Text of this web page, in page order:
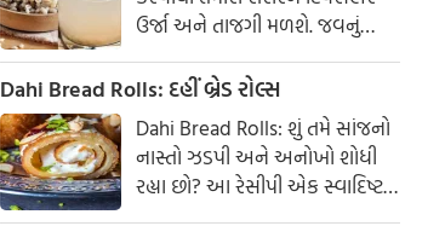
ઉર્જા અને તાજગી મળશે. જવનું
પાણી એક ઉત્તમ ઘરેલું ઉપાય
માનવામાં આવે છે, જે ખાસ કરીને
ઉનાળામાં ઠંડક આપે છે
Dahi Bread Rolls: દહીં બ્રેડ રોલ્સ
Dahi Bread Rolls: શું તમે સાંજનો
નાસ્તો ઝડપી અને અનોખો શોધી
રહ્યા છો? આ રેસીપી એક સ્વાદિષ્ટ
વિકલ્પ આપે છે જે બહારથી ક્રિસ્પી